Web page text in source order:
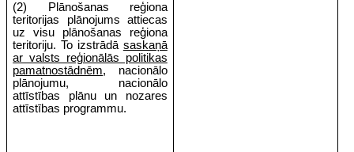
(2) Plānošanas reģiona
teritorijas plānojums attiecas
uz visu plānošanas reģiona
teritoriju. To izstrādā saskaņā
ar valsts reģionālās politikas
pamatnostādnēm, nacionālo
plānojumu, nacionālo
attīstības plānu un nozares
attīstības programmu.